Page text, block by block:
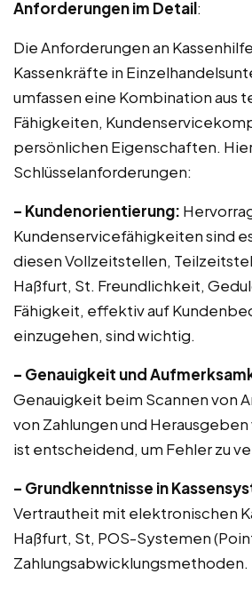
Anforderungen im Detail:
Die Anforderungen an
Kassenkräfte in
umfassen eine Kombination aus
Fähigkeiten,
persönlichen Eigenschaften.
Schlüsselanforderungen:
– Kundenorientierung:
Kundenservicefähigkeiten sind
diesen Vollzeitstellen,
Haßfurt, St. Freundlichkeit,
Fähigkeit, effektiv auf
einzugehen, sind wichtig.
– Genauigkeit und
Genauigkeit beim Scannen von
von Zahlungen und
ist entscheidend, um Fehler zu
– Grundkenntnisse in
Vertrautheit mit elektronischen
Haßfurt, St, POS-Systemen
Zahlungsabwicklungsmethoden.